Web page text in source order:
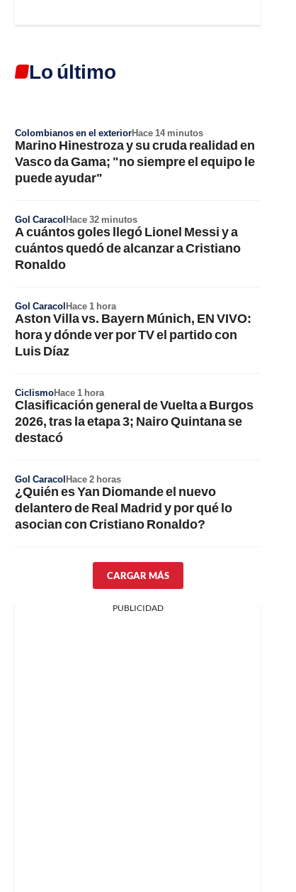
Lo último
Colombianos en el exteriorHace 14 minutos
Marino Hinestroza y su cruda realidad en
Vasco da Gama; "no siempre el equipo le
puede ayudar"
Gol CaracolHace 32 minutos
A cuántos goles llegó Lionel Messi y a
cuántos quedó de alcanzar a Cristiano
Ronaldo
Gol CaracolHace 1 hora
Aston Villa vs. Bayern Múnich, EN VIVO:
hora y dónde ver por TV el partido con
Luis Díaz
CiclismoHace 1 hora
Clasificación general de Vuelta a Burgos
2026, tras la etapa 3; Nairo Quintana se
destacó
Gol CaracolHace 2 horas
¿Quién es Yan Diomande el nuevo
delantero de Real Madrid y por qué lo
asocian con Cristiano Ronaldo?
CARGAR MÁS
PUBLICIDAD